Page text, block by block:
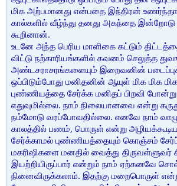
மிக அற்பமானது என்பதை இந்திரன்
கால்களில் வீழ்ந்து தனது அகந்தை இன்றோடு
கூறினான்.
உடனே அந்த பெரிய மாளிகை கட்டும்
விட்டு நற்காரியங்களில் கவனம் செலுத்த
அண்டசராசரங்களையும் இறைவனின்
ஒப்பிடும்போது மனிதனின் ஆயுள் மிக மிக
புண்ணியத்தை சேர்க்க மனிதப் பிறவி போன்று
எதுவுமில்லை. நாம் நிலையானவை என்று
நம்மோடு வரப்போவதில்லை. எனவே நாம்
காலத்தில் பணம், பொருள் என்று
சேர்க்காமல் புண்ணியத்தையும் கொஞ்சம்
மகரிஷிகளை மனதில் வைத்து திருவள்ளுவர்
இயற்றியிருப்பார் என்றும் நாம் ஏற்கனவே
நினைவிருக்கலாம். இதற்கு மறைபொருள்